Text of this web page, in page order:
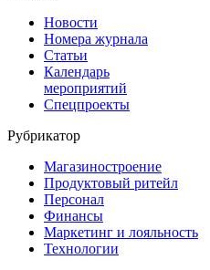
Новости
Номера журнала
Статьи
Календарь
мероприятий
Спецпроекты
Рубрикатор
Магазиностроение
Продуктовый ритейл
Персонал
Финансы
Маркетинг и лояльность
Технологии